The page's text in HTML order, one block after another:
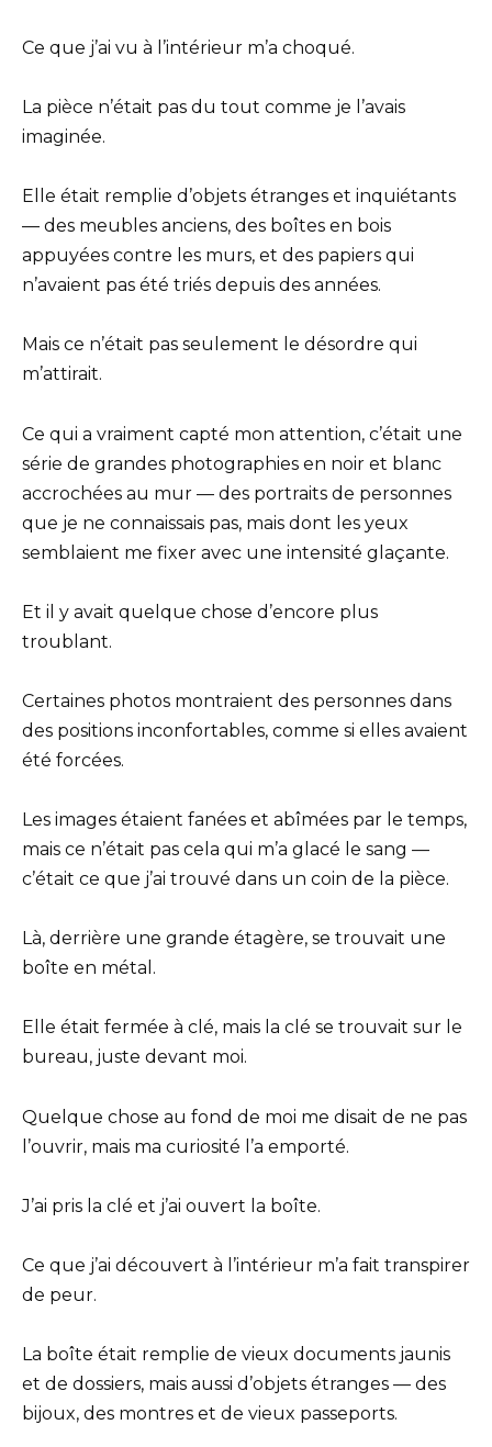
Ce que j’ai vu à l’intérieur m’a choqué.
La pièce n’était pas du tout comme je l’avais
imaginée.
Elle était remplie d’objets étranges et inquiétants
— des meubles anciens, des boîtes en bois
appuyées contre les murs, et des papiers qui
n’avaient pas été triés depuis des années.
Mais ce n’était pas seulement le désordre qui
m’attirait.
Ce qui a vraiment capté mon attention, c’était une
série de grandes photographies en noir et blanc
accrochées au mur — des portraits de personnes
que je ne connaissais pas, mais dont les yeux
semblaient me fixer avec une intensité glaçante.
Et il y avait quelque chose d’encore plus
troublant.
Certaines photos montraient des personnes dans
des positions inconfortables, comme si elles avaient
été forcées.
Les images étaient fanées et abîmées par le temps,
mais ce n’était pas cela qui m’a glacé le sang —
c’était ce que j’ai trouvé dans un coin de la pièce.
Là, derrière une grande étagère, se trouvait une
boîte en métal.
Elle était fermée à clé, mais la clé se trouvait sur le
bureau, juste devant moi.
Quelque chose au fond de moi me disait de ne pas
l’ouvrir, mais ma curiosité l’a emporté.
J’ai pris la clé et j’ai ouvert la boîte.
Ce que j’ai découvert à l’intérieur m’a fait transpirer
de peur.
La boîte était remplie de vieux documents jaunis
et de dossiers, mais aussi d’objets étranges — des
bijoux, des montres et de vieux passeports.